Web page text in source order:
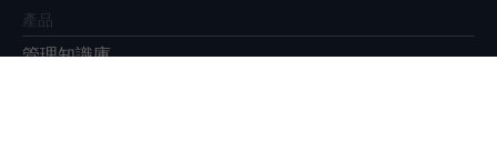
產品
管理知識庫